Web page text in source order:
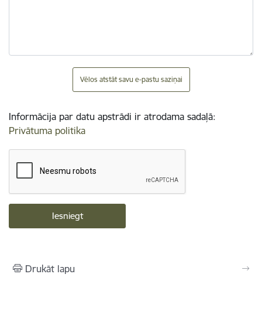
Vēlos atstāt savu e-pastu saziņai
Informācija par datu apstrādi ir atrodama sadaļā:
Privātuma politika
Drukāt lapu